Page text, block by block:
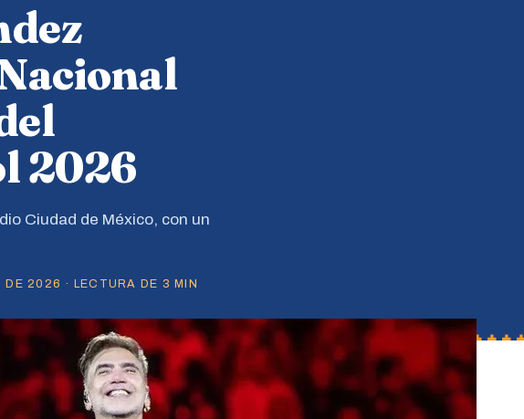
2026
Ciudad de México, con un
DE 2026 · LECTURA DE 3 MIN